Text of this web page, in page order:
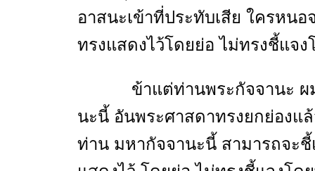
อาสนะเข้าที่ประทับเสีย ใครหน
ทรงแสดงไว้โดยย่อ ไม่ทรงชี้แจ
ข้าแต่ท่านพระกัจจานะ ผมเ
นะนี้ อันพระศาสดาทรงยกย่องแ
ท่าน มหากัจจานะนี้ สามารถจะ